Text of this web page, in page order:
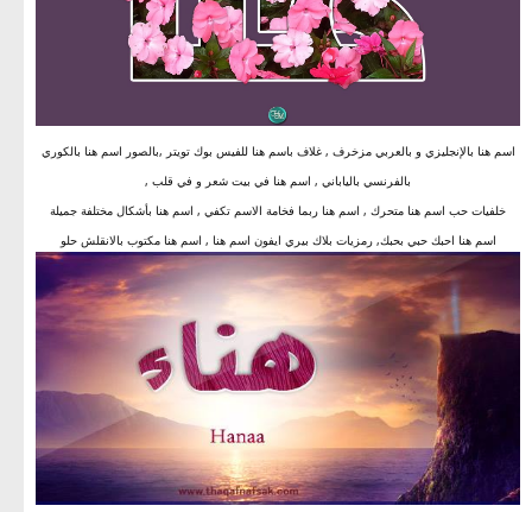
اسم هنا بالإنجليزي و بالعربي مزخرف , غلاف باسم هنا للفيس بوك تويتر ,بالصور اسم هنا بالكوري
بالفرنسي بالياباني , اسم هنا في بيت شعر و في قلب ,
خلفيات حب اسم هنا متحرك , اسم هنا ربما فخامة الاسم تكفي , اسم هنا بأشكال مختلفة جميلة
اسم هنا احبك حبي بحبك, رمزيات بلاك بيري ايفون اسم هنا , اسم هنا مكتوب بالانقلش حلو